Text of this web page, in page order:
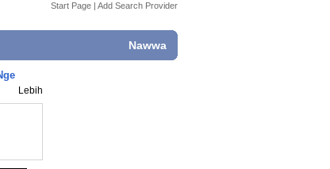
Start Page | Add Search Provider
Nawwa
Lebih